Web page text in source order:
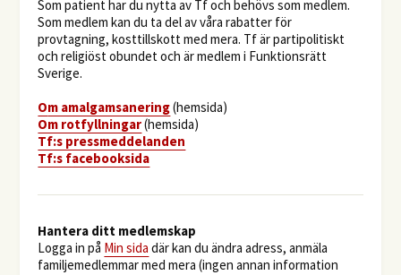
Som patient har du nytta av Tf och behövs som medlem.
Som medlem kan du ta del av våra rabatter för
provtagning, kosttillskott med mera. Tf är partipolitiskt
och religiöst obundet och är medlem i Funktionsrätt
Sverige.
Om amalgamsanering(hemsida)
Om rotfyllningar(hemsida)
​Tf:s pressmeddelanden
Tf:s facebooksida
Hantera ditt medlemskap
Logga in på Min sida där kan du ändra adress, anmäla
familjemedlemmar med mera (ingen annan information